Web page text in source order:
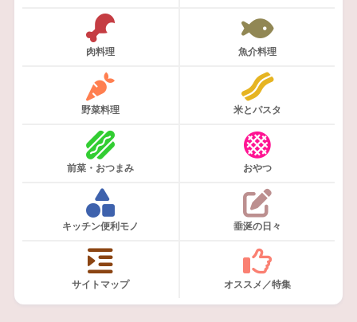
肉料理 魚介料理
野菜料理 米とパスタ
前菜・おつまみ おやつ
キッチン便利モノ 垂涎の日々
サイトマップ オススメ／特集